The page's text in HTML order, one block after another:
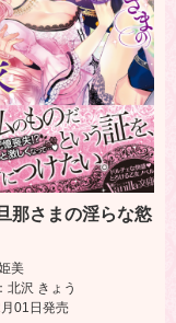
那さまの淫らな慾
美
北沢 きょう
01日発売